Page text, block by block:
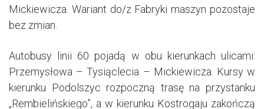
Mickiewicza. Wariant do/z Fabryki maszyn pozostaje
bez zmian.
Autobusy linii 60 pojadą w obu kierunkach ulicami:
Przemysłowa – Tysiąclecia – Mickiewicza. Kursy w
kierunku Podolszyc rozpoczną trasę na przystanku
„Rembielińskiego”, a w kierunku Kostrogaju zakończą